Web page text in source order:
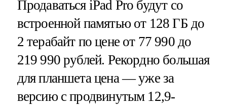
Продаваться iPad Pro будут со
встроенной памятью от 128 ГБ до
2 терабайт по цене от 77 990 до
219 990 рублей. Рекордно большая
для планшета цена — уже за
версию с продвинутым 12,9-